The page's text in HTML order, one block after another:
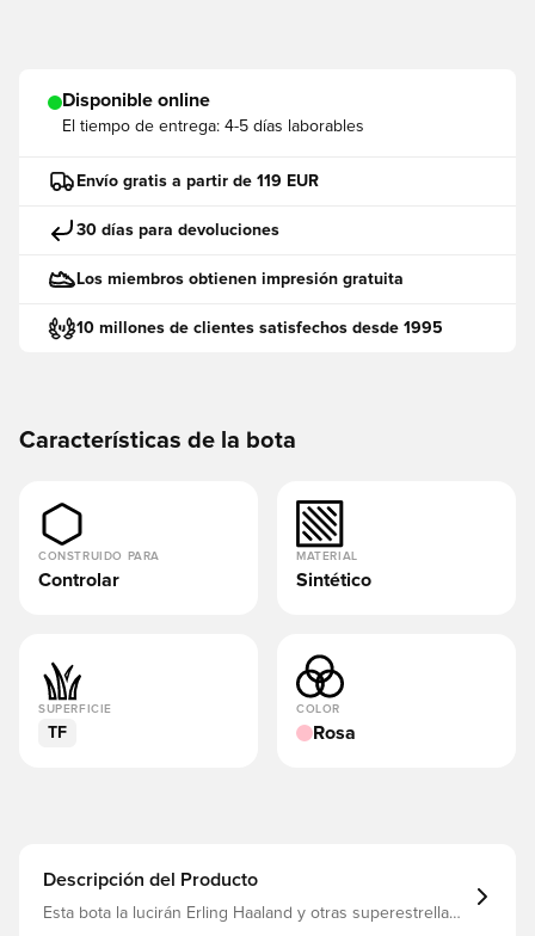
Disponible online
El tiempo de entrega: 4-5 días laborables
Envío gratis a partir de 119 EUR
30 días para devoluciones
Los miembros obtienen impresión gratuita
10 millones de clientes satisfechos desde 1995
Características de la bota
CONSTRUIDO PARA
Controlar
MATERIAL
Sintético
SUPERFICIE
TF
COLOR
Rosa
Descripción del Producto
Esta bota la lucirán Erling Haaland y otras superestrellas.